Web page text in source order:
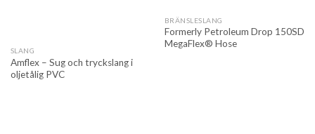
SLANG
Amflex – Sug och tryckslang i
oljetålig PVC
BRÄNSLESLANG
Formerly Petroleum Drop 150SD
MegaFlex® Hose